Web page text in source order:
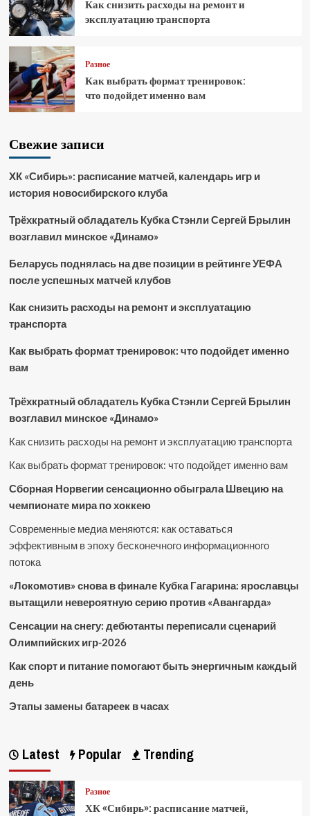
Как снизить расходы на ремонт и
эксплуатацию транспорта
Разное
Как выбрать формат тренировок:
что подойдет именно вам
Свежие записи
ХК «Сибирь»: расписание матчей, календарь игр и
история новосибирского клуба
Трёхкратный обладатель Кубка Стэнли Сергей Брылин
возглавил минское «Динамо»
Беларусь поднялась на две позиции в рейтинге УЕФА
после успешных матчей клубов
Как снизить расходы на ремонт и эксплуатацию
транспорта
Как выбрать формат тренировок: что подойдет именно
вам
Трёхкратный обладатель Кубка Стэнли Сергей Брылин
возглавил минское «Динамо»
Как снизить расходы на ремонт и эксплуатацию транспорта
Как выбрать формат тренировок: что подойдет именно вам
Сборная Норвегии сенсационно обыграла Швецию на
чемпионате мира по хоккею
Современные медиа меняются: как оставаться
эффективным в эпоху бесконечного информационного
потока
«Локомотив» снова в финале Кубка Гагарина: ярославцы
вытащили невероятную серию против «Авангарда»
Сенсации на снегу: дебютанты переписали сценарий
Олимпийских игр-2026
Как спорт и питание помогают быть энергичным каждый
день
Этапы замены батареек в часах
Latest Popular Trending
Разное
ХК «Сибирь»: расписание матчей,